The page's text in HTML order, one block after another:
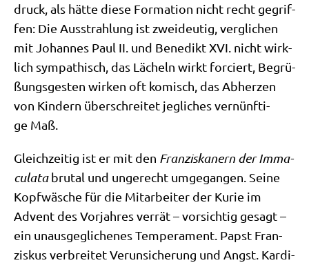
druck, als hät­te die­se For­ma­ti­on nicht recht gegrif­
fen: Die Aus­strah­lung ist zwei­deu­tig, ver­gli­chen
mit Johan­nes Paul II. und Bene­dikt XVI. nicht wirk­
lich sym­pa­thisch, das Lächeln wirkt for­ciert, Begrü­
ßungs­ge­sten wir­ken oft komisch, das Abher­zen
von Kin­dern über­schrei­tet jeg­li­ches ver­nünf­ti­
ge Maß.
Gleich­zei­tig ist er mit den Fran­zis­ka­nern der Imma­
cu­la­tabru­tal und unge­recht umge­gan­gen. Sei­ne
Kopf­wä­sche für die Mit­ar­bei­ter der Kurie im
Advent des Vor­jah­res ver­rät – vor­sich­tig gesagt –
ein unaus­ge­gli­che­nes Tem­pe­ra­ment. Papst Fran­
zis­kus ver­brei­tet Ver­un­si­che­rung und Angst. Kar­di­